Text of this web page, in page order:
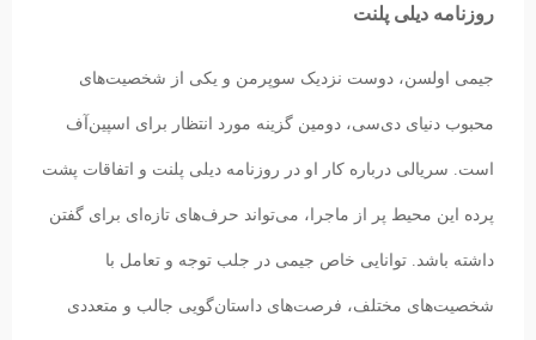
روزنامه دیلی پلنت
جیمی اولسن، دوست نزدیک سوپرمن و یکی از شخصیت‌های
محبوب دنیای دی‌سی، دومین گزینه مورد انتظار برای اسپین‌آف
است. سریالی درباره کار او در روزنامه دیلی پلنت و اتفاقات پشت
پرده این محیط پر از ماجرا، می‌تواند حرف‌های تازه‌ای برای گفتن
داشته باشد. توانایی خاص جیمی در جلب توجه و تعامل با
شخصیت‌های مختلف، فرصت‌های داستان‌گویی جالب و متعددی